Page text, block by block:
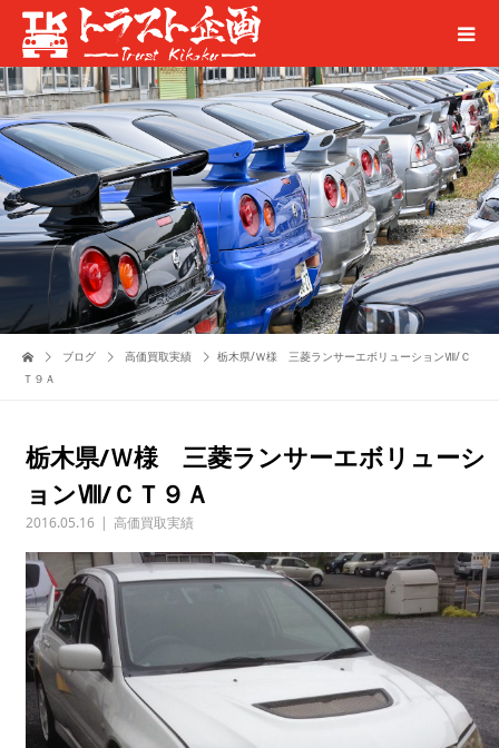
ブログ 高価買取実績
栃木県/Ｗ様 三菱ランサーエボリューションⅧ/Ｃ
Ｔ９Ａ
栃木県/Ｗ様 三菱ランサーエボリューシ
ョンⅧ/ＣＴ９Ａ
2016.05.16 高価買取実績